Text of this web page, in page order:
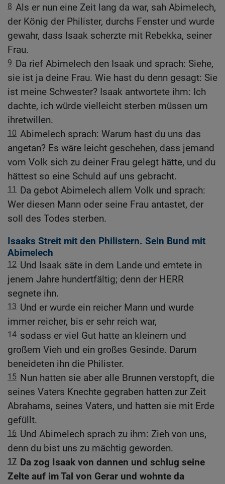
8 Als er nun eine Zeit lang da war, sah Abimelech,
der König der Philister, durchs Fenster und wurde
gewahr, dass Isaak scherzte mit Rebekka, seiner
Frau.
9 Da rief Abimelech den Isaak und sprach: Siehe,
sie ist ja deine Frau. Wie hast du denn gesagt: Sie
ist meine Schwester? Isaak antwortete ihm: Ich
dachte, ich würde vielleicht sterben müssen um
ihretwillen.
10 Abimelech sprach: Warum hast du uns das
angetan? Es wäre leicht geschehen, dass jemand
vom Volk sich zu deiner Frau gelegt hätte, und du
hättest so eine Schuld auf uns gebracht.
11
Da gebot Abimelech allem Volk und sprach:
Wer diesen Mann oder seine Frau antastet, der
soll des Todes sterben.
Isaaks Streit mit den Philistern. Sein Bund mit
Abimelech
12 Und Isaak säte in dem Lande und erntete in
jenem Jahre hundertfältig; denn der HERR
segnete ihn.
13 Und er wurde ein reicher Mann und wurde
immer reicher, bis er sehr reich war,
14 sodass er viel Gut hatte an kleinem und
großem Vieh und ein großes Gesinde. Darum
beneideten ihn die Philister.
15 Nun hatten sie aber alle Brunnen verstopft, die
seines Vaters Knechte gegraben hatten zur Zeit
Abrahams, seines Vaters, und hatten sie mit Erde
gefüllt.
16 Und Abimelech sprach zu ihm: Zieh von uns,
denn du bist uns zu mächtig geworden.
17 Da zog Isaak von dannen und schlug seine
Zelte auf im Tal von Gerar und wohnte da